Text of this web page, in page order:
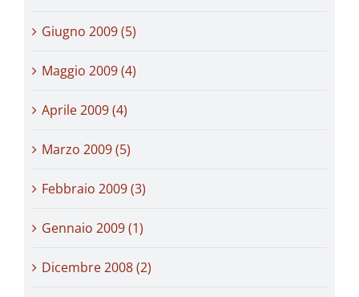
Giugno 2009 (5)
Maggio 2009 (4)
Aprile 2009 (4)
Marzo 2009 (5)
Febbraio 2009 (3)
Gennaio 2009 (1)
Dicembre 2008 (2)